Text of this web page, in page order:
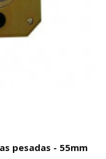
pesadas - 55mm